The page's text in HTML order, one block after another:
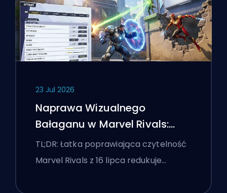
23 Jul 2026
Naprawa Wizualnego
Bałaganu w Marvel Rivals:
Najlepsze Ustawienia
Konkurencyjne Po Łatce z 16
TL;DR: Łatka poprawiająca czytelność
Marvel Rivals z 16 lipca redukuje…